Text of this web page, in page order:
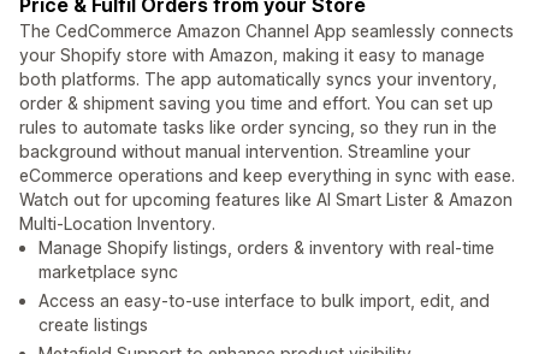
Price & Fulfil Orders from your Store
The CedCommerce Amazon Channel App seamlessly connects
your Shopify store with Amazon, making it easy to manage
both platforms. The app automatically syncs your inventory,
order & shipment saving you time and effort. You can set up
rules to automate tasks like order syncing, so they run in the
background without manual intervention. Streamline your
eCommerce operations and keep everything in sync with ease.
Watch out for upcoming features like AI Smart Lister & Amazon
Multi-Location Inventory.
Manage Shopify listings, orders & inventory with real-time
marketplace sync
Access an easy-to-use interface to bulk import, edit, and
create listings